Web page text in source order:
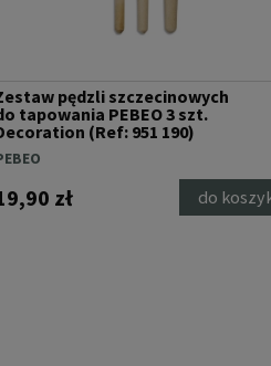
pędzli szczecinowych
tapowania PEBEO 3 szt.
(Ref: 951 190)
zł do